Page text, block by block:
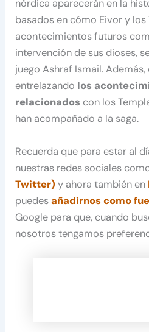
nórdica aparecerán en la
basados en cómo Eivor y
acontecimientos futuros
intervención de sus dioses,
juego Ashraf Ismail.
entrelazando los
relacionados con los
han acompañado a la saga.
Recuerda que para estar al
nuestras redes sociales
Twitter) y ahora también en
puedesañadirnos como
Google para que, cuando
nosotros tengamos